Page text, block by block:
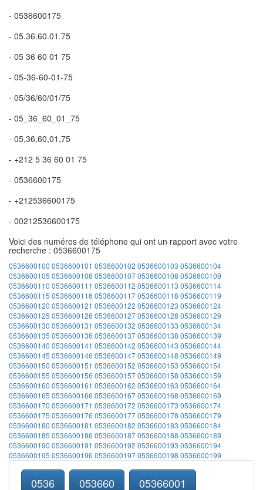
- 0536600175
- 05.36.60.01.75
- 05 36 60 01 75
- 05-36-60-01-75
- 05/36/60/01/75
- 05_36_60_01_75
- 05,36,60,01,75
- +212 5 36 60 01 75
- 0536600175
- +212536600175
- 00212536600175
Voici des numéros de téléphone qui ont un rapport avec votre
recherche : 0536600175
0536600100 0536600101 0536600102 0536600103 0536600104
0536600105 0536600106 05366001070536600108 0536600109
0536600110 0536600111 0536600112 0536600113 0536600114
0536600115 0536600116 05366001170536600118 0536600119
0536600120 0536600121 0536600122 0536600123 0536600124
0536600125 0536600126 05366001270536600128 0536600129
0536600130 0536600131 0536600132 0536600133 0536600134
0536600135 0536600136 05366001370536600138 0536600139
0536600140 0536600141 0536600142 0536600143 0536600144
0536600145 0536600146 05366001470536600148 0536600149
0536600150 0536600151 0536600152 0536600153 0536600154
0536600155 0536600156 05366001570536600158 0536600159
0536600160 0536600161 0536600162 0536600163 0536600164
0536600165 0536600166 05366001670536600168 0536600169
0536600170 0536600171 0536600172 0536600173 0536600174
0536600175 0536600176 05366001770536600178 0536600179
0536600180 0536600181 0536600182 0536600183 0536600184
0536600185 0536600186 05366001870536600188 0536600189
0536600190 0536600191 0536600192 0536600193 0536600194
0536600195 0536600196 05366001970536600198 0536600199
0536 053660 05366001